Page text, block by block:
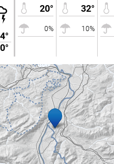
20°
0%
32°
10%